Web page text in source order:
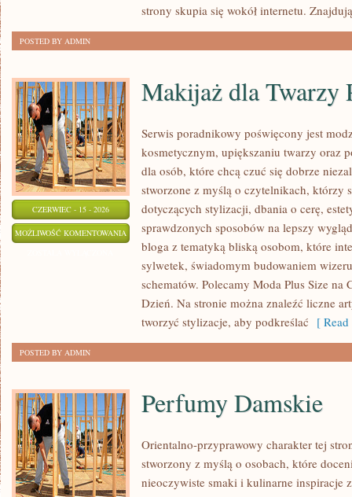
strony skupia się wokół internetu.
POSTED BY ADMIN
CZERWIEC - 15 - 2026
MOŻLIWOŚĆ KOMENTOWANIA MAKIJAŻ
TWARZY
PLUS
SIZE
Makijaż dla Twarzy
Serwis poradnikowy poświęcony jest
kosmetycznym, upiększaniu twarzy oraz
dla osób, które chcą czuć się dobrze
stworzone z myślą o czytelnikach, którzy
dotyczących stylizacji, dbania o cerę,
sprawdzonych sposobów na lepszy
bloga z tematyką bliską osobom, które
sylwetek, świadomym budowaniem
schematów. Polecamy Moda Plus Size na
Dzień. Na stronie można znaleźć liczne
tworzyć stylizacje, aby podkreślać [
POSTED BY ADMIN
Perfumy Damskie
Orientalno-przyprawowy charakter tej
stworzony z myślą o osobach, które
nieoczywiste smaki i kulinarne inspiracje